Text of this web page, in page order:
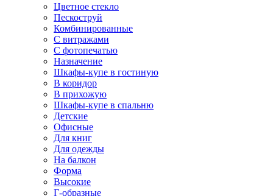
Цветное стекло
Пескоструй
Комбинированные
С витражами
С фотопечатью
Назначение
Шкафы-купе в гостиную
В коридор
В прихожую
Шкафы-купе в спальню
Детские
Офисные
Для книг
Для одежды
На балкон
Форма
Высокие
Г-образные